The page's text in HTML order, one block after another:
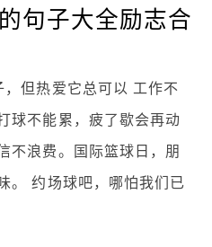
句子大全励志合
但热爱它总可以 工作不
球不能累，疲了歇会再动
不浪费。国际篮球日，朋
。 约场球吧，哪怕我们已